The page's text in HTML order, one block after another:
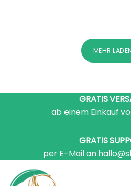
MEHR
GRATIS
ab einem Einkauf
GRATIS
per E-Mail an